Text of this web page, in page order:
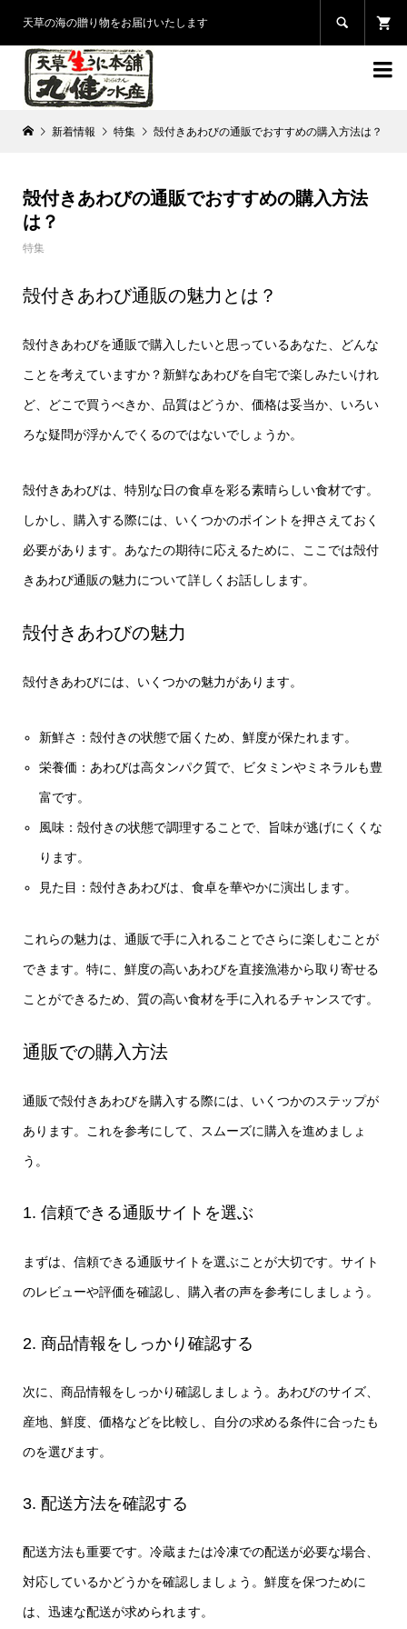
天草の海の贈り物をお届けいたします 

新着情報 特集 殻付きあわびの通販でおすすめの購入方法は？
殻付きあわびの通販でおすすめの購入方法
は？
特集
殻付きあわび通販の魅力とは？
殻付きあわびを通販で購入したいと思っているあなた、どんな
ことを考えていますか？新鮮なあわびを自宅で楽しみたいけれ
ど、どこで買うべきか、品質はどうか、価格は妥当か、いろい
ろな疑問が浮かんでくるのではないでしょうか。
殻付きあわびは、特別な日の食卓を彩る素晴らしい食材です。
しかし、購入する際には、いくつかのポイントを押さえておく
必要があります。あなたの期待に応えるために、ここでは殻付
きあわび通販の魅力について詳しくお話しします。
殻付きあわびの魅力
殻付きあわびには、いくつかの魅力があります。
新鮮さ：殻付きの状態で届くため、鮮度が保たれます。
栄養価：あわびは高タンパク質で、ビタミンやミネラルも豊
富です。
風味：殻付きの状態で調理することで、旨味が逃げにくくな
ります。
見た目：殻付きあわびは、食卓を華やかに演出します。
これらの魅力は、通販で手に入れることでさらに楽しむことが
できます。特に、鮮度の高いあわびを直接漁港から取り寄せる
ことができるため、質の高い食材を手に入れるチャンスです。
通販での購入方法
通販で殻付きあわびを購入する際には、いくつかのステップが
あります。これを参考にして、スムーズに購入を進めましょ
う。
1. 信頼できる通販サイトを選ぶ
まずは、信頼できる通販サイトを選ぶことが大切です。サイト
のレビューや評価を確認し、購入者の声を参考にしましょう。
2. 商品情報をしっかり確認する
次に、商品情報をしっかり確認しましょう。あわびのサイズ、
産地、鮮度、価格などを比較し、自分の求める条件に合ったも
のを選びます。
3. 配送方法を確認する
配送方法も重要です。冷蔵または冷凍での配送が必要な場合、
対応しているかどうかを確認しましょう。鮮度を保つために
は、迅速な配送が求められます。